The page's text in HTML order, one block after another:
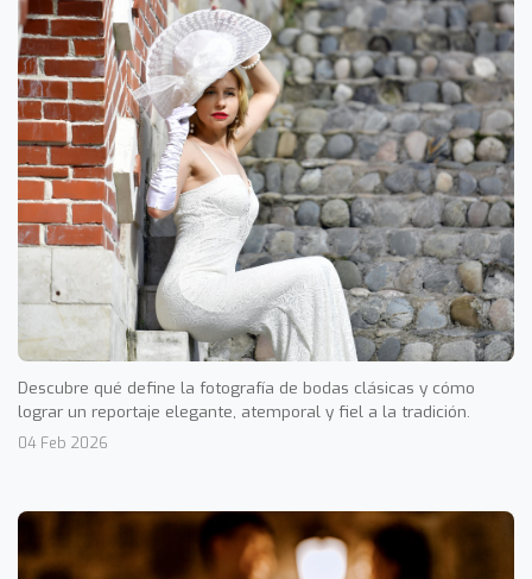
Descubre qué define la fotografía de bodas clásicas y cómo
lograr un reportaje elegante, atemporal y fiel a la tradición.
04 Feb 2026